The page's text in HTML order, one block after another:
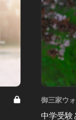
御三家ウ
中学受験